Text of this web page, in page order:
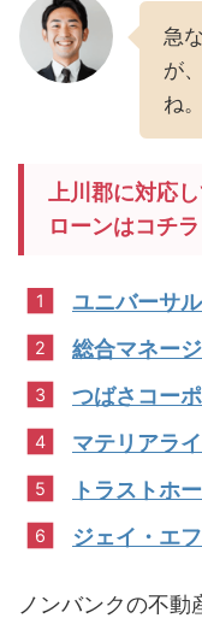
急
が
ね。
上川郡に対応
ローンはコチラ
ユニバーサ
総合マネー
つばさコー
マテリアラ
トラストホ
ジェイ・エ
ノンバンクの不